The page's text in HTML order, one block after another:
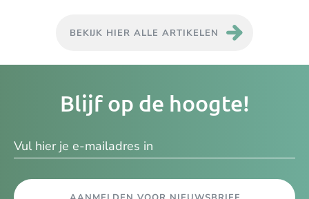
BEKIJK HIER ALLE ARTIKELEN
Blijf op de hoogte!